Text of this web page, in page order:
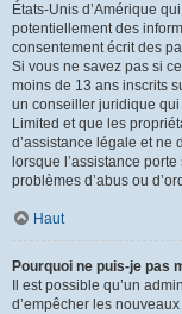
États-Unis d’Amérique
potentiellement des
consentement écrit des
Si vous ne savez pas si
moins de 13 ans inscrits
un conseiller juridique
Limited et que les
d’assistance légale et ne
lorsque l’assistance
problèmes d’abus ou
Haut
Pourquoi ne puis-je pas
Il est possible qu’un
d’empêcher les